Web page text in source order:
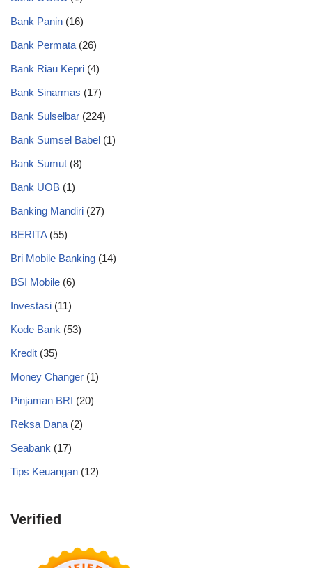
Bank Panin (16)
Bank Permata (26)
Bank Riau Kepri (4)
Bank Sinarmas (17)
Bank Sulselbar (224)
Bank Sumsel Babel (1)
Bank Sumut (8)
Bank UOB (1)
Banking Mandiri (27)
BERITA(55)
Bri Mobile Banking (14)
BSI Mobile (6)
Investasi (11)
Kode Bank (53)
Kredit (35)
Money Changer (1)
Pinjaman BRI (20)
Reksa Dana (2)
Seabank (17)
Tips Keuangan (12)
Verified